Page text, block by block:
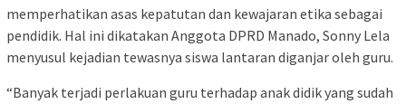
memperhatikan asas kepatutan dan kewajaran etika sebagai
pendidik. Hal ini dikatakan Anggota DPRD Manado, Sonny Lela
menyusul kejadian tewasnya siswa lantaran diganjar oleh guru.
“Banyak terjadi perlakuan guru terhadap anak didik yang sudah